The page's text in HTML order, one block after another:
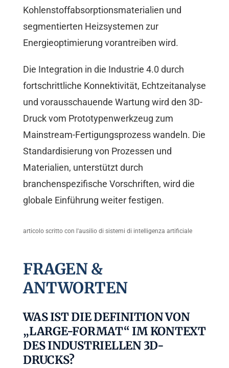
Kohlenstoffabsorptionsmaterialien und
segmentierten Heizsystemen zur
Energieoptimierung vorantreiben wird.
Die Integration in die Industrie 4.0 durch
fortschrittliche Konnektivität, Echtzeitanalyse
und vorausschauende Wartung wird den 3D-
Druck vom Prototypenwerkzeug zum
Mainstream-Fertigungsprozess wandeln. Die
Standardisierung von Prozessen und
Materialien, unterstützt durch
branchenspezifische Vorschriften, wird die
globale Einführung weiter festigen.
articolo scritto con l'ausilio di sistemi di intelligenza artificiale
FRAGEN &
ANTWORTEN
WAS IST DIE DEFINITION VON
„LARGE-FORMAT“ IM KONTEXT
DES INDUSTRIELLEN 3D-
DRUCKS?